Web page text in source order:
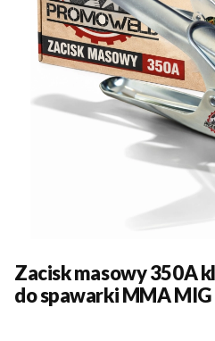
Zacisk masowy 350A
do spawarki MMA MIG